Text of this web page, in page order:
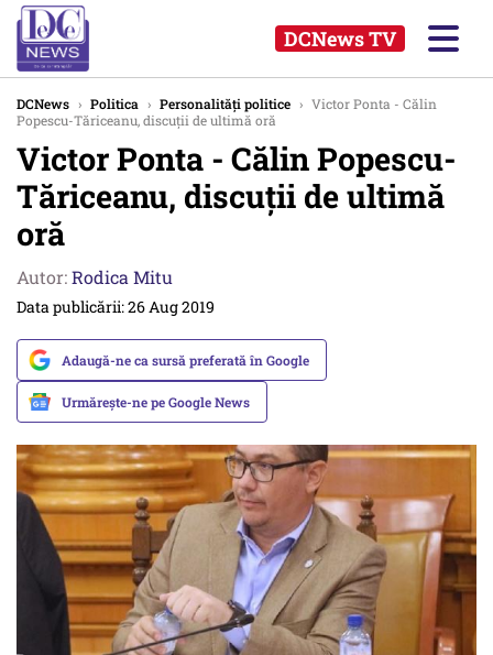
DCNews TV
DCNews › Politica › Personalități politice › Victor Ponta - Călin
Popescu-Tăriceanu, discuții de ultimă oră
Victor Ponta - Călin Popescu-
Tăriceanu, discuții de ultimă
oră
Autor:Rodica Mitu
Data publicării: 26 Aug 2019
Adaugă-ne ca sursă preferată în Google
Urmărește-ne pe Google News